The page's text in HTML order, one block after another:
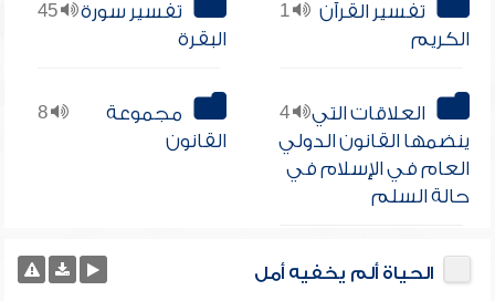
1
تفسير القرآن
الكريم
45
تفسير سورة
البقرة
4
العلاقات التي
ينضمها القانون الدولي
العام في الإسلام في
حالة السلم
8
مجموعة
القانون
الحياة ألم يخفيه أمل